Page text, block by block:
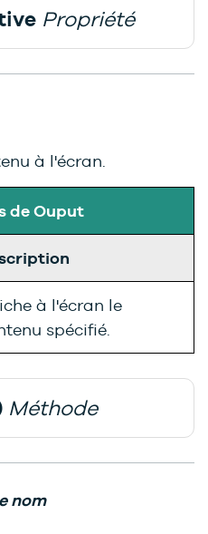
Propriété
à l'écran.
de Ouput
à l'écran le
spécifié.
Méthode
nom